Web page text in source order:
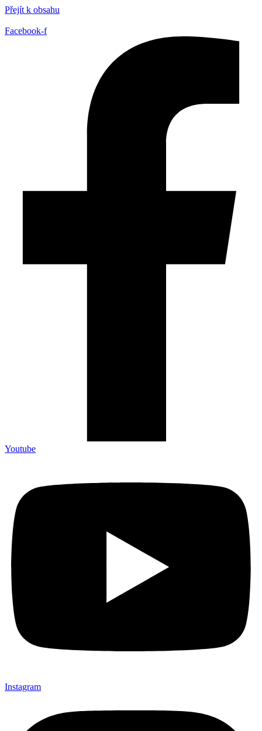
Přejít k obsahu
Facebook-f
Youtube
Instagram